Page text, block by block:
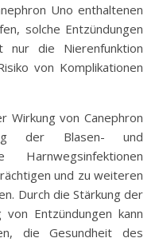
Uno enthaltenen
solche Entzündungen
nur die Nierenfunktion
von Komplikationen
Wirkung von Canephron
der Blasen- und
Harnwegsinfektionen
und zu weiteren
Durch die Stärkung der
Entzündungen kann
die Gesundheit des